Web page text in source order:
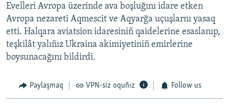
Evelleri Avropa üzerinde ava boşluğını idare etken
Avropa nezareti Aqmescit ve Aqyarğa uçuşlarnı yasaq
etti. Halqara aviatsion idaresiniñ qaidelerine esaslanıp,
teşkilât yalıñız Ukraina akimiyetiniñ emirlerine
boysunacağını bildirdi.
Paylaşmaq VPN-siz oquñız Follow us